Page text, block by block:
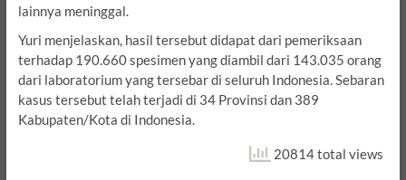
lainnya meninggal.
Yuri menjelaskan, hasil tersebut didapat dari pemeriksaan
terhadap 190.660 spesimen yang diambil dari 143.035 orang
dari laboratorium yang tersebar di seluruh Indonesia. Sebaran
kasus tersebut telah terjadi di 34 Provinsi dan 389
Kabupaten/Kota di Indonesia.
20814 total views